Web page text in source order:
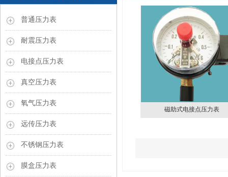
普通压力表
耐震压力表
电接点压力表
真空压力表
氧气压力表
远传压力表
不锈钢压力表
膜盒压力表
磁助式电接点压力表